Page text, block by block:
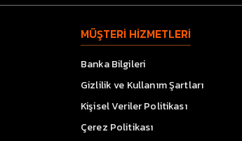
MÜŞTERİ HİZMETLERİ
Banka Bilgileri
Gizlilik ve Kullanım Şartları
Kişisel Veriler Politikası
Çerez Politikası